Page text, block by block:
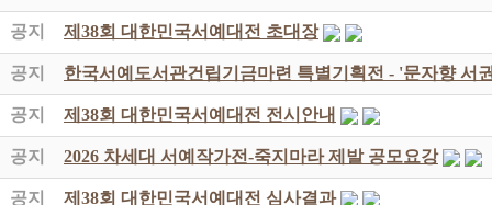
공지 제38회 대한민국서예대전 초대장
공지 한국서예도서관건립기금마련 특별기획전 - '문자향 서
공지 제38회 대한민국서예대전 전시안내
공지 2026 차세대 서예작가전-죽지마라 제발 공모요강
공지 제38회 대한민국서예대전 심사결과